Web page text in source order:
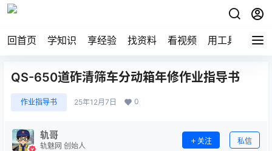
回首页 学知识 享经验 找资料 看视频 用工具 论技
QS-650道砟清筛车分动箱年修作业指导书
作业指导书 25年12月7日 0
轨哥
轨魅网 创始人
关注 私信